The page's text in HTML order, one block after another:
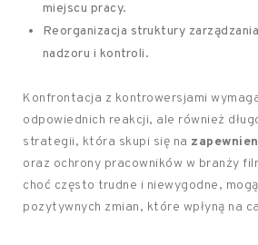
miejscu pracy.
Reorganizacja struktury
nadzoru i kontroli.
Konfrontacja z kontrowersjami
odpowiednich reakcji, ale również
strategii, która skupi się na
oraz ochrony pracowników w branży
choć często trudne i niewygodne,
pozytywnych zmian, które wpłyną na